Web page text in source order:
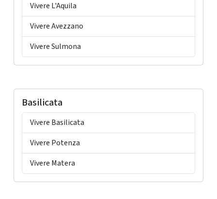
Vivere L'Aquila
Vivere Avezzano
Vivere Sulmona
Basilicata
Vivere Basilicata
Vivere Potenza
Vivere Matera